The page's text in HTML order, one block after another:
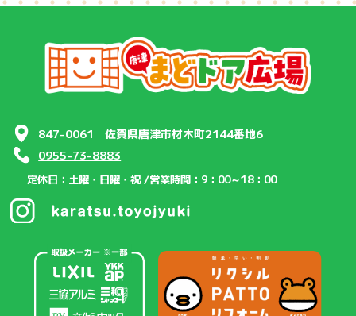
847-0061 佐賀県唐津市材木町2144番地6
0955-73-8883
定休日：土曜・日曜・祝 /営業時間：9：00～18：00